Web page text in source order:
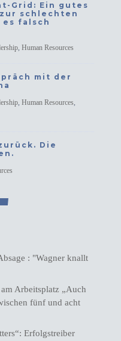
Grid: Ein gutes
schlechten
es falsch
, Human Resources
mit der
, Human Resources,
Die
: "Wagner knallt
Arbeitsplatz „Auch
fünf und acht
Erfolgstreiber